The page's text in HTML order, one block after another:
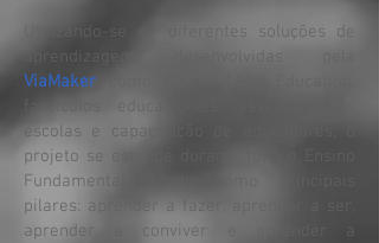
Utilizando-se de diferentes soluções de
aprendizagem desenvolvidas pela
ViaMaker
fascículos educacionais, assessoria às
escolas e capacitação de educadores, o
projeto se estende durante todo o Ensino
Fundamental, tendo como principais
pilares: aprender a fazer, aprender a ser,
aprender a conviver e aprender a